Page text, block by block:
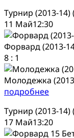
Турнир (2013-14)
11 Май12:30
Форвард (2013-
8 : 1
Молодежка
подробнее
Турнир (2013-14)
17 Май13:20